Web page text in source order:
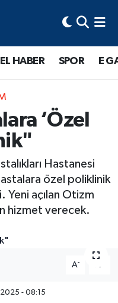
HABER SPOR E
‘Özel
Hastanesi
özel poliklinik
Yeni açılan Otizm
hizmet verecek.
A- A
- 08:15